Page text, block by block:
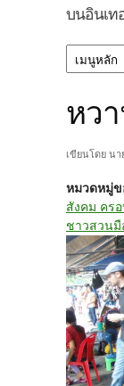
บนอินเท
หว
เขียนโดย นา
หมวดหมู่ข
สังคม คร
ชาวสวนมื